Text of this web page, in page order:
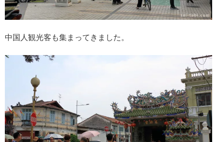
中国人観光客も集まってきました。